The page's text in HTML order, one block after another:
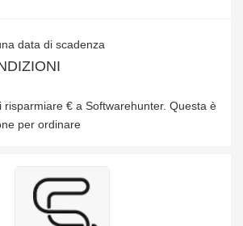
data di scadenza
risparmiare € a Softwarehunter. Questa è
per ordinare